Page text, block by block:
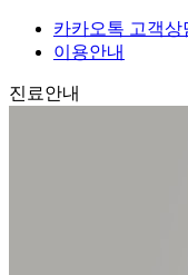
카카오톡 고객상
이용안내
진료안내